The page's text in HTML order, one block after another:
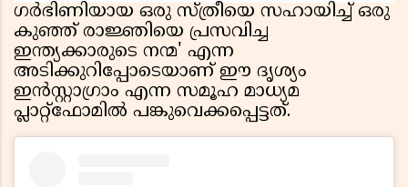
ഗർഭിണിയായ ഒരു സ്ത്രീയെ സഹായിച്ച് ഒരു
കുഞ്ഞ് രാജ്ഞിയെ പ്രസവിച്ച
ഇന്ത്യക്കാരുടെ നന്മ' എന്ന
അടിക്കുറിപ്പോടെയാണ് ഈ ദൃശ്യം
ഇൻസ്റ്റാഗ്രാം എന്ന സമൂഹ മാധ്യമ
പ്ലാറ്റ്‌ഫോമിൽ പങ്കുവെക്കപ്പെട്ടത്.